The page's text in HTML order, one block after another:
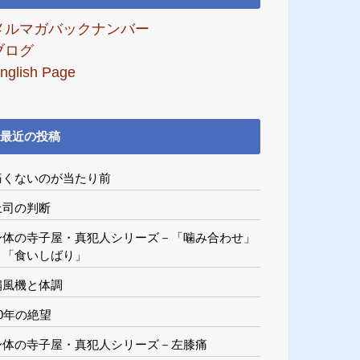
ルマガバックナンバー
ログ
Page
最近の投稿
くないのが当たり前
司の判断
の寺子屋・真犯人シリーズ－「噛み合わせ」
食いしばり」
風機と体調
年の絶望
体の寺子屋・真犯人シリーズ－左膝痛